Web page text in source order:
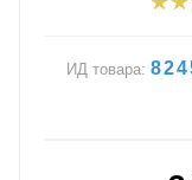
ИД товара: